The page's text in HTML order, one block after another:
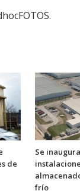
de
Se
frío